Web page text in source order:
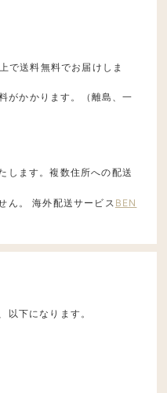
で送料無料でお届けしま
かかります。（離島、一
します。複数住所への配送
ん。 海外配送サービス BEN
以下になります。